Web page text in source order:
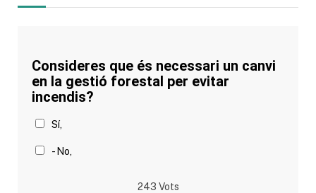
Consideres que és necessari un canvi
en la gestió forestal per evitar
incendis?
Sí,
- No,
243 Vots